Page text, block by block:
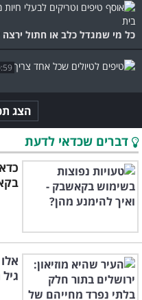
כל מי שמגדל כלב או חתול
הצג
דברים שכדאי לדעת